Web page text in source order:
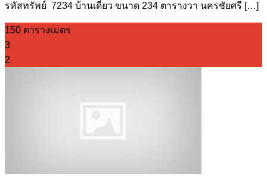
รหัสทรัพย์ 7234 บ้านเดี่ยว ขนาด 234 ตารางวา นครชัยศรี […]
150 ตารางเมตร
3
2